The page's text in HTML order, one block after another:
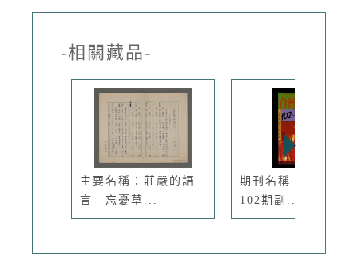
-相關藏品-
主要名稱：莊嚴的語
言—忘憂草...
期刊名稱：臺灣文藝
102期副...